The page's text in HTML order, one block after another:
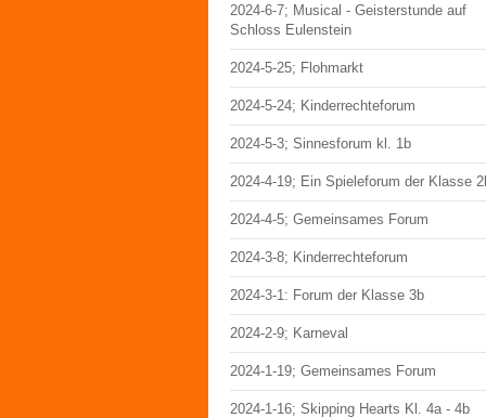
2024-6-7; Musical - Geisterstunde auf
Schloss Eulenstein
2024-5-25; Flohmarkt
2024-5-24; Kinderrechteforum
2024-5-3; Sinnesforum kl. 1b
2024-4-19; Ein Spieleforum der Klasse
2024-4-5; Gemeinsames Forum
2024-3-8; Kinderrechteforum
2024-3-1: Forum der Klasse 3b
2024-2-9; Karneval
2024-1-19; Gemeinsames Forum
2024-1-16; Skipping Hearts Kl. 4a - 4b